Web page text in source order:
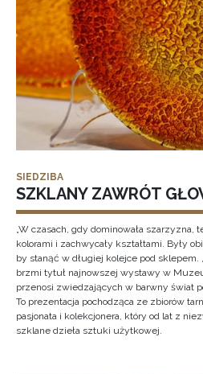
SIEDZIBA
SZKLANY ZAWRÓT
„W czasach, gdy dominowała szarzyzna,
kolorami i zachwycały kształtami. Były
by stanąć w długiej kolejce pod sklepem.
brzmi tytuł najnowszej wystawy w
przenosi zwiedzających w barwny świat
To prezentacja pochodząca ze zbiorów
pasjonata i kolekcjonera, który od lat z
szklane dzieła sztuki użytkowej.